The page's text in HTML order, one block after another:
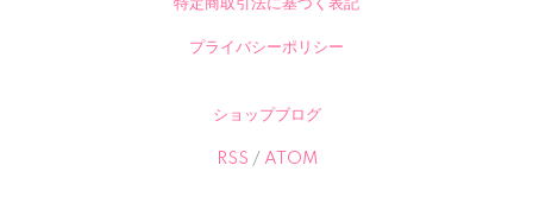
特定商取引法に基づく表記
プライバシーポリシー
ショップブログ
RSS / ATOM